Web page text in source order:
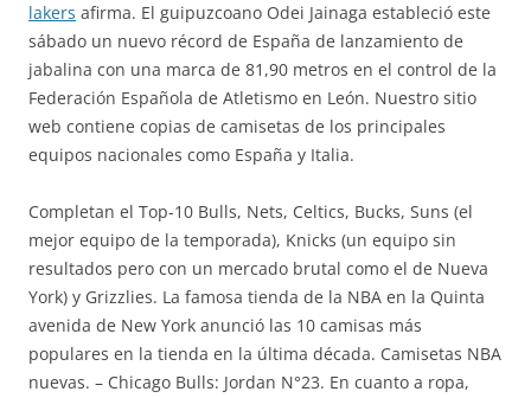
lakers afirma. El guipuzcoano Odei Jainaga estableció este
sábado un nuevo récord de España de lanzamiento de
jabalina con una marca de 81,90 metros en el control de la
Federación Española de Atletismo en León. Nuestro sitio
web contiene copias de camisetas de los principales
equipos nacionales como España y Italia.
Completan el Top-10 Bulls, Nets, Celtics, Bucks, Suns (el
mejor equipo de la temporada), Knicks (un equipo sin
resultados pero con un mercado brutal como el de Nueva
York) y Grizzlies. La famosa tienda de la NBA en la Quinta
avenida de New York anunció las 10 camisas más
populares en la tienda en la última década. Camisetas NBA
nuevas. – Chicago Bulls: Jordan N°23. En cuanto a ropa,